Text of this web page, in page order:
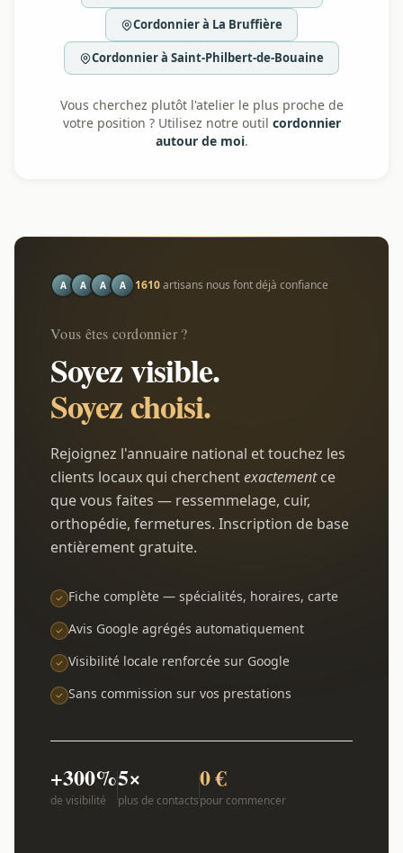
Cordonnier à La Bruffière
Cordonnier à Saint-Philbert-de-Bouaine
Vous cherchez plutôt l'atelier le plus proche de
votre position ? Utilisez notre outil cordonnier
autour de moi.
A A A A 1610artisans nous font déjà confiance
Vous êtes cordonnier ?
Soyez visible.
Soyez choisi.
Rejoignez l'annuaire national et touchez les
clients locaux qui cherchentexactementce
que vous faites — ressemmelage, cuir,
orthopédie, fermetures. Inscription de base
entièrement gratuite.
Fiche complète — spécialités, horaires, carte
Avis Google agrégés automatiquement
Visibilité locale renforcée sur Google
Sans commission sur vos prestations
+300%
de visibilité
5×
plus de contacts
0 €
pour commencer